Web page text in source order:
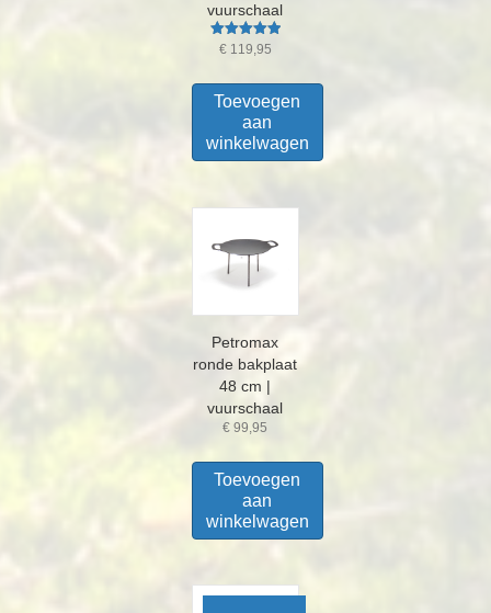
vuurschaal
Gewaardeerd
5.00
€119,95
Toevoegen
aan
winkelwagen
Petromax
ronde bakplaat
48 cm |
vuurschaal
€ 99,95
Toevoegen
aan
winkelwagen